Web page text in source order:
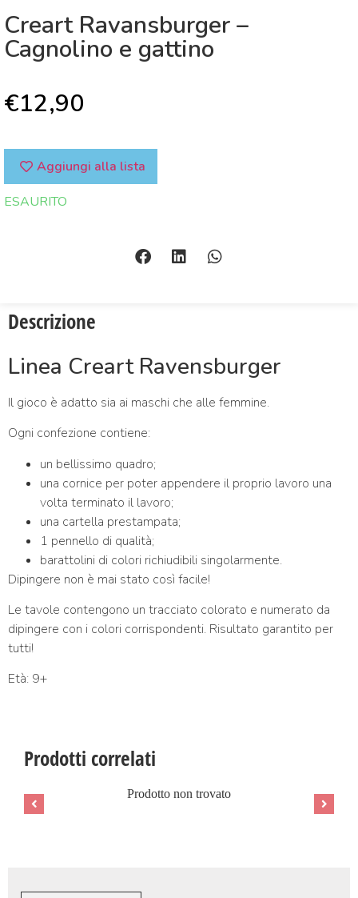
Creart Ravansburger –
Cagnolino e gattino
€12,90
Aggiungi alla lista
ESAURITO
Descrizione
Linea Creart Ravensburger
Il gioco è adatto sia ai maschi che alle femmine.
Ogni confezione contiene:
un bellissimo quadro;
una cornice per poter appendere il proprio lavoro una
volta terminato il lavoro;
una cartella prestampata;
1 pennello di qualità;
barattolini di colori richiudibili singolarmente.
Dipingere non è mai stato così facile!
Le tavole contengono un tracciato colorato e numerato da
dipingere con i colori corrispondenti. Risultato garantito per
tutti!
Età: 9+
Prodotti correlati
Prodotto non trovato